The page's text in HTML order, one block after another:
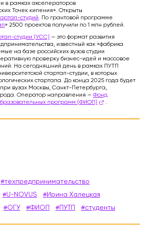
#техпредпринимательство
#U-NOVUS
#Ирина Халецкая
#ОГУ #ФИОП #ПУТП #студенты
в рамках акселераторов
Точек кипения». Открыты
студий. По грантовой программе
» 2500 проектов получили по 1 млн рублей.
студии (УСС) — это формат развития
известный как «фабрика
на базе российских вузов студии
проверку бизнес-идей и массовое
На сегодняшний день в рамках ПУТП
стартап-студии, в которых
стартапа. До конца 2025 года будет
вузах Москвы, Санкт-Петербурга,
Оператор направления — Фонд
программ (ФИОП)
.